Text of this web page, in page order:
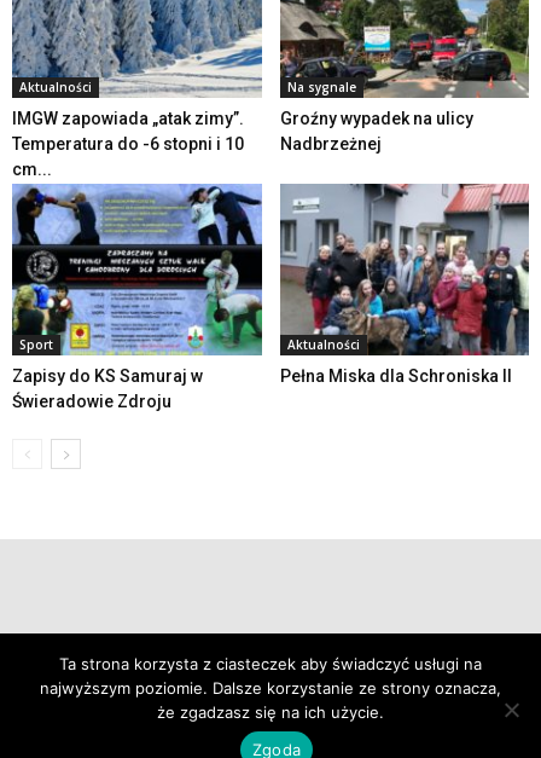
Aktualności
IMGW zapowiada „atak zimy”.
Temperatura do -6 stopni i 10
cm...
Na sygnale
Groźny wypadek na ulicy
Nadbrzeżnej
Sport
Zapisy do KS Samuraj w
Świeradowie Zdroju
Aktualności
Pełna Miska dla Schroniska II
Ta strona korzysta z ciasteczek aby świadczyć usługi na
najwyższym poziomie. Dalsze korzystanie ze strony oznacza,
że zgadzasz się na ich użycie.
Zgoda